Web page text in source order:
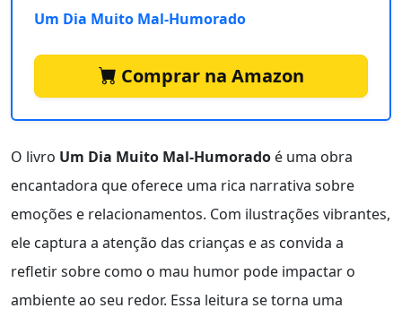
Um Dia Muito Mal-Humorado
Comprar na Amazon
O livro Um Dia Muito Mal-Humorado é uma obra
encantadora que oferece uma rica narrativa sobre
emoções e relacionamentos. Com ilustrações vibrantes,
ele captura a atenção das crianças e as convida a
refletir sobre como o mau humor pode impactar o
ambiente ao seu redor. Essa leitura se torna uma